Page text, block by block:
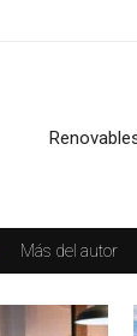
Más del autor